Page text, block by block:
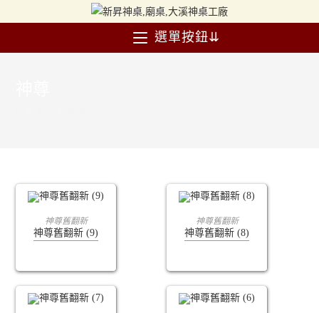
選單按鈕⇊
查看內容
神尊舊翻新
神尊舊翻新 (9)
查看內容
神尊舊翻新
神尊舊翻新 (8)